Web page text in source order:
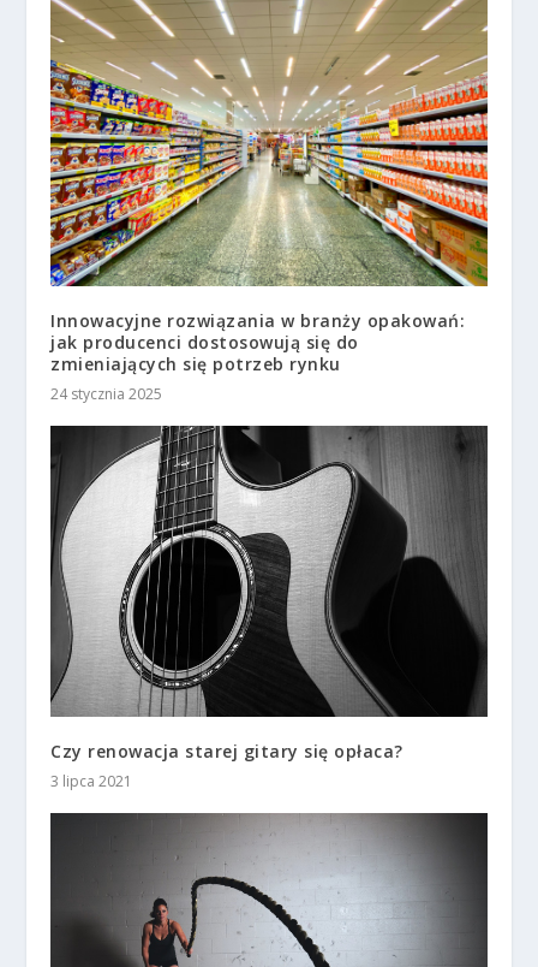
Innowacyjne rozwiązania w branży opakowań:
jak producenci dostosowują się do
zmieniających się potrzeb rynku
24 stycznia 2025
Czy renowacja starej gitary się opłaca?
3 lipca 2021